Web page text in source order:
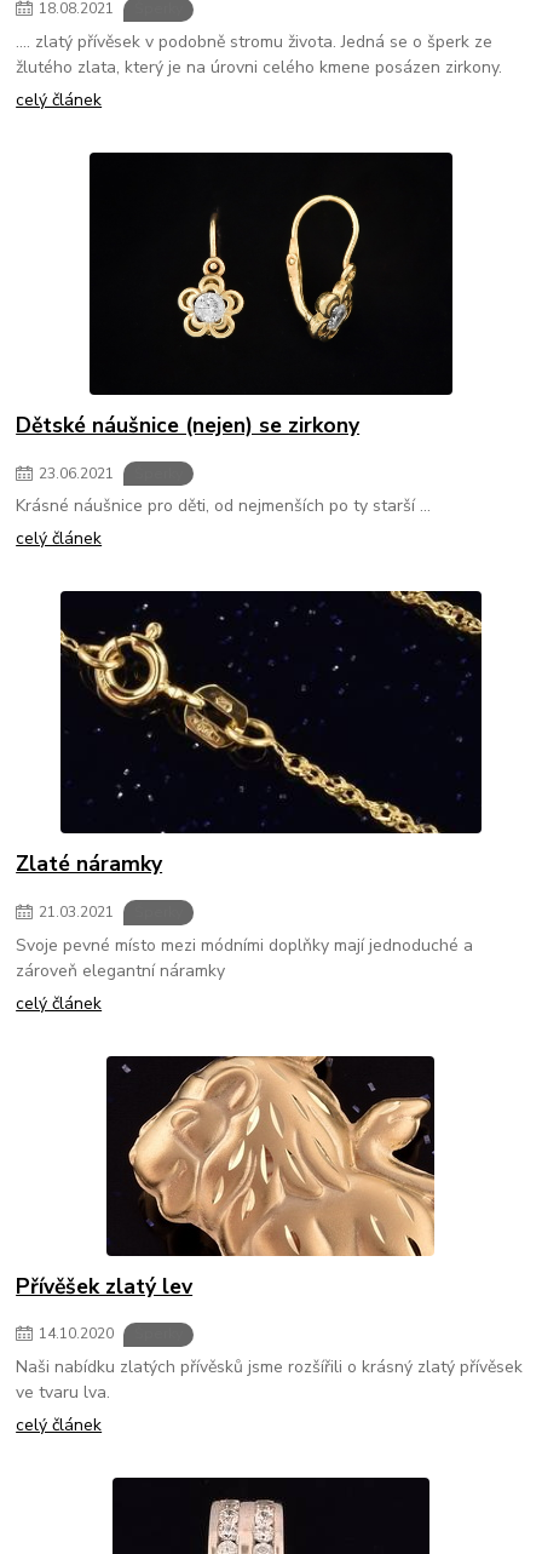
18.08.2021
.... zlatý přívěsek v podobně stromu života. Jedná se o šperk ze
žlutého zlata, který je na úrovni celého kmene posázen zirkony.
celý článek
Dětské náušnice (nejen) se zirkony
23.06.2021
Krásné náušnice pro děti, od nejmenších po ty starší ...
celý článek
Zlaté náramky
21.03.2021
Svoje pevné místo mezi módními doplňky mají jednoduché a
zároveň elegantní náramky
celý článek
Přívěšek zlatý lev
14.10.2020
Naši nabídku zlatých přívěsků jsme rozšířili o krásný zlatý přívěsek
ve tvaru lva.
celý článek